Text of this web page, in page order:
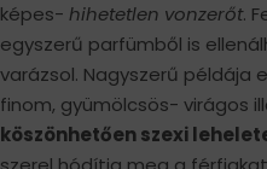
képes- hihetetlen vonzerőt.
egyszerű parfümből is
varázsol. Nagyszerű példája
finom, gyümölcsös- virágos
köszönhetően szexi